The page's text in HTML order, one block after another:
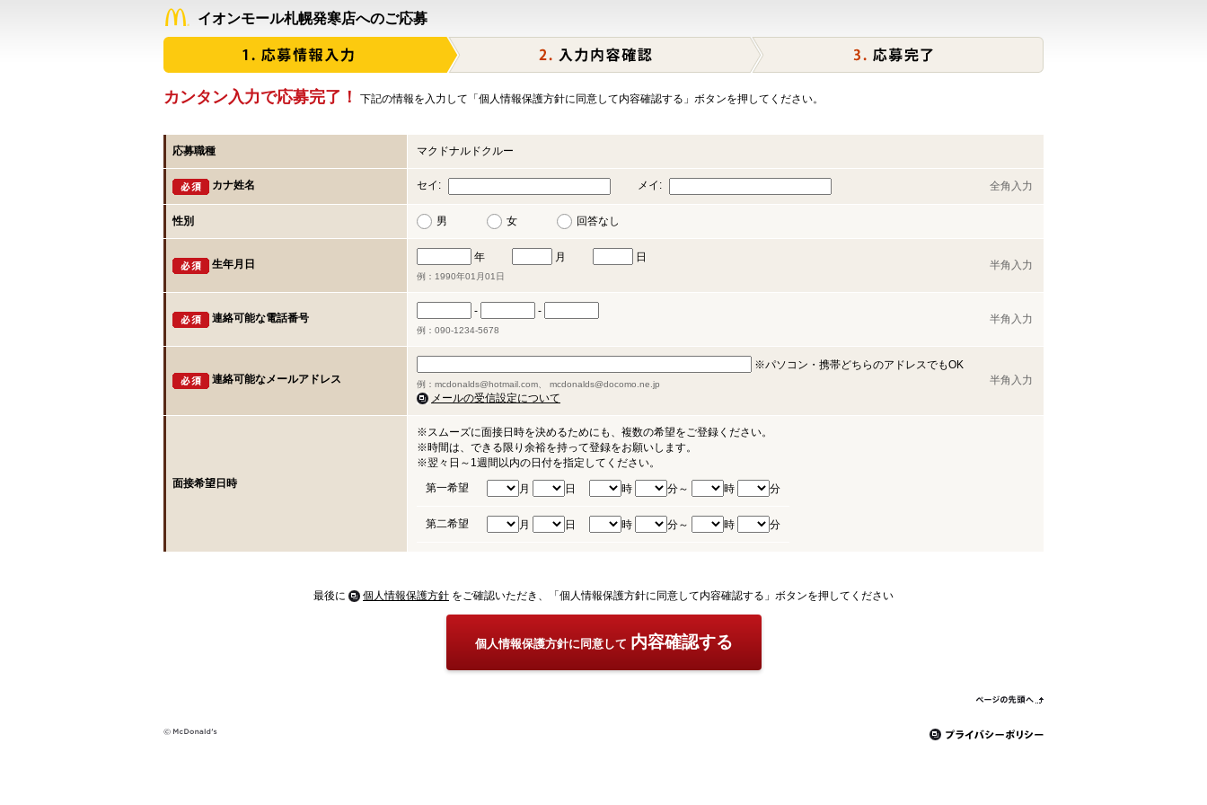
イオンモール札幌発寒店へのご応募
カンタン入力で応募完了！ 下記の情報を入力して「個人情報保護方針に同意して内容確認する」ボタンを押してください。
応募職種 マクドナルドクルー
カナ姓名 セイ: メイ: 全角入力
性別 男 女 回答なし
生年月日
年 月 日
例：1990年01月01日
半角入力
連絡可能な電話番号
- -
例：090-1234-5678
半角入力
連絡可能なメールアドレス
※パソコン・携帯どちらのアドレスでもOK
例：mcdonalds@hotmail.com、 mcdonalds@docomo.ne.jp
メールの受信設定について
半角入力
面接希望日時
※スムーズに面接日時を決めるためにも、複数の希望をご登録ください。
※時間は、できる限り余裕を持って登録をお願いします。
※翌々日～1週間以内の日付を指定してください。
第一希望
月 日 時 分～ 時 分
第二希望 月 日 時 分～ 時 分
最後に 個人情報保護方針 をご確認いただき、「個人情報保護方針に同意して内容確認する」ボタンを押してください
個人情報保護方針に同意して 内容確認する